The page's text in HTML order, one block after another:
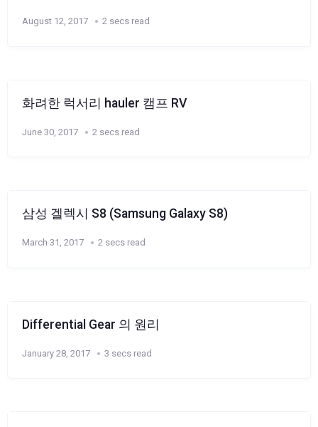
August 12, 2017 2 secs read
화려한 럭서리 hauler 캠프 RV
June 30, 2017 2 secs read
삼성 겔렉시 S8 (Samsung Galaxy S8)
March 31, 2017 2 secs read
Differential Gear 의 원리
January 28, 2017 3 secs read